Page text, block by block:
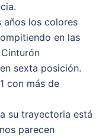
años los colores
en las
sexta posición.
con más de
su trayectoria está
parecen